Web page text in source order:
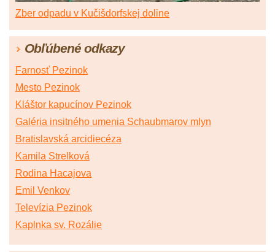
Zber odpadu v Kučišdorfskej doline
Obľúbené odkazy
Farnosť Pezinok
Mesto Pezinok
Kláštor kapucínov Pezinok
Galéria insitného umenia Schaubmarov mlyn
Bratislavská arcidiecéza
Kamila Strelková
Rodina Hacajova
Emil Venkov
Televízia Pezinok
Kaplnka sv. Rozálie